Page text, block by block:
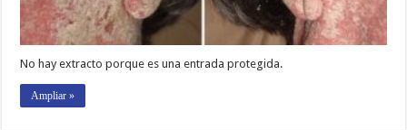
No hay extracto porque es una entrada protegida.
Ampliar »